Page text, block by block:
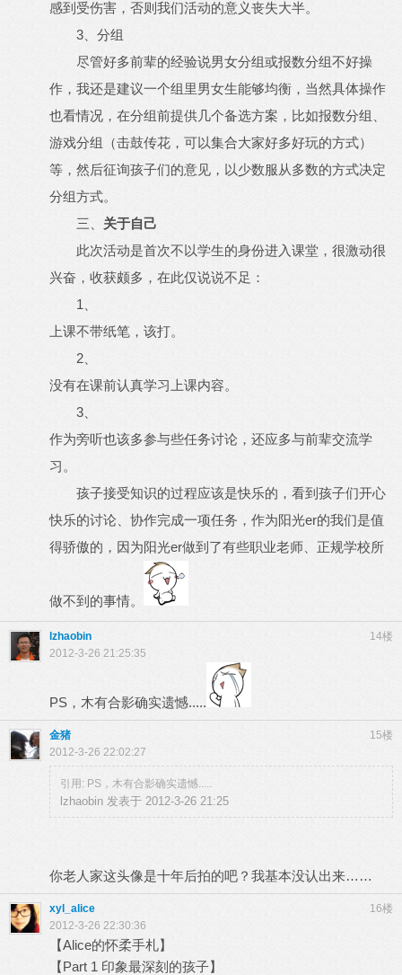
感到受伤害，否则我们活动的意义丧失大半。
3 、分组
尽管好多前辈的经验说男女分组或报数分组不好操
作，我还是建议一个组里男女生能够均衡，当然具体操作
也看情况，在分组前提供几个备选方案，比如报数分组、
游戏分组（击鼓传花，可以集合大家好多好玩的方式）
等，然后征询孩子们的意见，以少数服从多数的方式决定
分组方式。
三、 关于自己
此次活动是首次不以学生的身份进入课堂，很激动很
兴奋，收获颇多，在此仅说说不足：
1、
上课不带纸笔，该打。
2、
没有在课前认真学习上课内容。
3、
作为旁听也该多参与些任务讨论，还应多与前辈交流学
习。
孩子接受知识的过程应该是快乐的，看到孩子们开心
快乐的讨论、协作完成一项任务，作为阳光er的我们是值
得骄傲的，因为阳光er做到了有些职业老师、正规学校所
做不到的事情。
14楼
lzhaobin
2012-3-26 21:25:35
PS，木有合影确实遗憾.....
15楼
金猪
2012-3-26 22:02:27
引用: PS，木有合影确实遗憾.....
lzhaobin 发表于 2012-3-26 21:25
你老人家这头像是十年后拍的吧？我基本没认出来……
16楼
xyl_alice
2012-3-26 22:30:36
【Alice的怀柔手札】
【Part 1 印象最深刻的孩子】